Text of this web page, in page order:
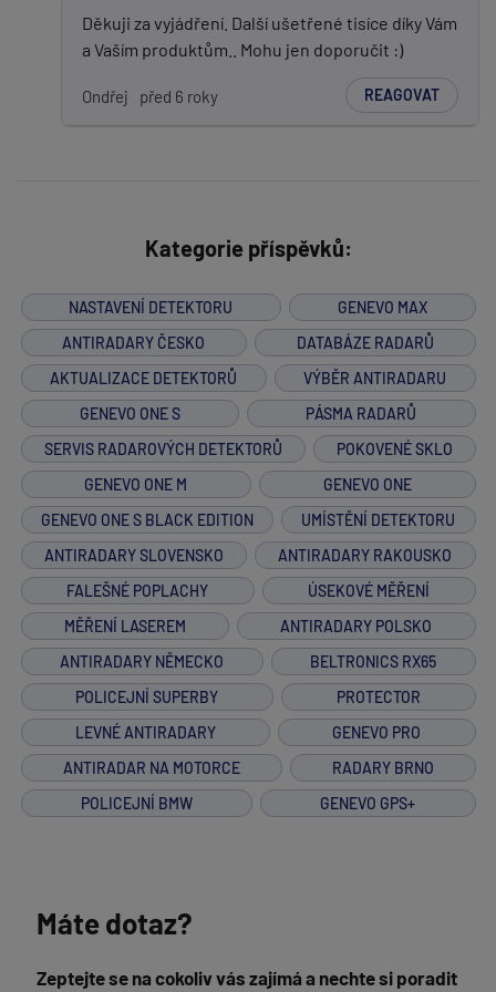
Děkuji za vyjádření. Další ušetřené tisíce díky Vám
a Vaším produktům.. Mohu jen doporučit :)
Ondřej před 6 roky REAGOVAT
Kategorie příspěvků:
NASTAVENÍ DETEKTORU
GENEVO MAX
ANTIRADARY ČESKO
DATABÁZE RADARŮ
AKTUALIZACE DETEKTORŮ
VÝBĚR ANTIRADARU
GENEVO ONE S
PÁSMA RADARŮ
SERVIS RADAROVÝCH DETEKTORŮ
POKOVENÉ SKLO
GENEVO ONE M
GENEVO ONE
GENEVO ONE S BLACK EDITION
UMÍSTĚNÍ DETEKTORU
ANTIRADARY SLOVENSKO
ANTIRADARY RAKOUSKO
FALEŠNÉ POPLACHY
ÚSEKOVÉ MĚŘENÍ
MĚŘENÍ LASEREM
ANTIRADARY POLSKO
ANTIRADARY NĚMECKO
BELTRONICS RX65
POLICEJNÍ SUPERBY
PROTECTOR
LEVNÉ ANTIRADARY
GENEVO PRO
ANTIRADAR NA MOTORCE
RADARY BRNO
POLICEJNÍ BMW
GENEVO GPS+
Máte dotaz?
Zeptejte se na cokoliv vás zajímá a nechte si poradit